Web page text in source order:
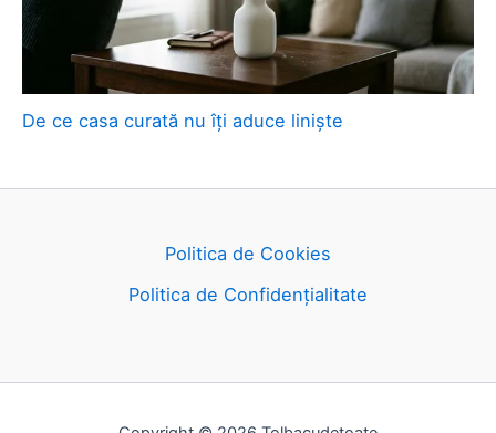
De ce casa curată nu îți aduce liniște
Politica de Cookies
Politica de Confidențialitate